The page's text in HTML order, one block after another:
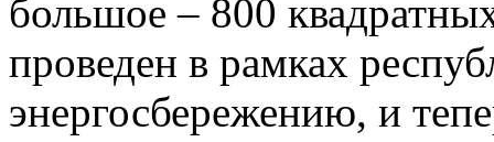
большое – 800
проведен в рамках
энергосбережению, и